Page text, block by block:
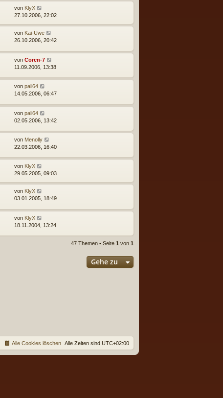
von KlyX
27.10.2006, 22:02
von Kai-Uwe
26.10.2006, 20:42
von Coren-7
11.09.2006, 13:38
von pali64
14.05.2006, 06:47
von pali64
02.05.2006, 13:42
von Menolly
22.03.2006, 16:40
von KlyX
29.05.2005, 09:03
von KlyX
03.01.2005, 18:49
von KlyX
18.11.2004, 13:24
47 Themen • Seite 1 von 1
Gehe zu
Alle Zeiten sind UTC+02:00
Alle Cookies löschen